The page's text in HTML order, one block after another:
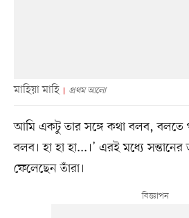
মাহিয়া মাহি প্রথম আলো
আমি একটু তার সঙ্গে কথা বলব, বলতে
বলব। হা হা হা...।’ এরই মধ্যে
ফেলেছেন তাঁরা।